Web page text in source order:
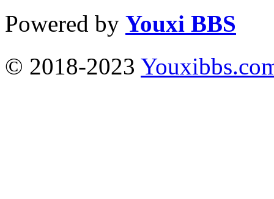
Powered by Youxi BBS
© 2018-2023